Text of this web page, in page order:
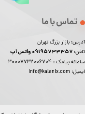
تماس با ما
آدرس: بازار بزرگ تهران
تلفن:
سامانه پیامک : 30007732006704
ایمیل: info@kalanix.com